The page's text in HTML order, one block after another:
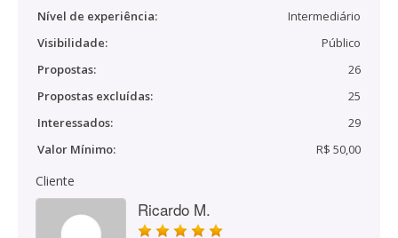
Nível de experiência:
Intermediário
Visibilidade:
Público
Propostas:
26
Propostas excluídas:
25
Interessados:
29
Valor Mínimo:
R$ 50,00
Cliente
Ricardo M.